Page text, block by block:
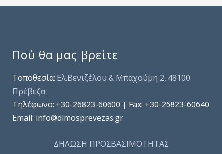
Πού θα μας βρείτε
Τοποθεσία: Ελ.Βενιζέλου & Μπαχούμη 2, 48100
Πρέβεζα
Τηλέφωνo: +30-26823-60600 | Fax: +30-26823-60640
Email: info@dimosprevezas.gr
ΔΗΛΩΣΗ ΠΡΟΣΒΑΣΙΜΟΤΗΤΑΣ